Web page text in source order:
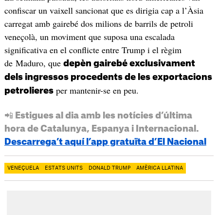
confiscar un vaixell sancionat que es dirigia cap a l’Àsia
carregat amb gairebé dos milions de barrils de petroli
veneçolà, un moviment que suposa una escalada
significativa en el conflicte entre Trump i el règim
de Maduro, que depèn gairebé exclusivament
dels ingressos procedents de les exportacions
petrolieresper mantenir-se en peu.
📲 Estigues al dia amb les notícies d’última
hora de Catalunya, Espanya i Internacional.
Descarrega’t aquí l’app gratuïta d’El Nacional
VENEÇUELA ESTATS UNITS DONALD TRUMP AMÈRICA LLATINA